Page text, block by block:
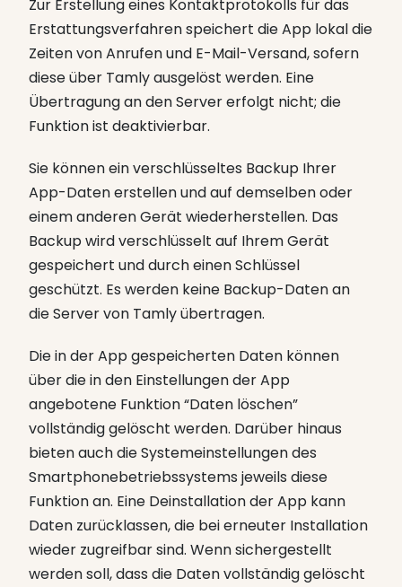
Zur Erstellung eines Kontaktprotokolls für das
Erstattungsverfahren speichert die App lokal die
Zeiten von Anrufen und E-Mail-Versand, sofern
diese über Tamly ausgelöst werden. Eine
Übertragung an den Server erfolgt nicht; die
Funktion ist deaktivierbar.
Sie können ein verschlüsseltes Backup Ihrer
App-Daten erstellen und auf demselben oder
einem anderen Gerät wiederherstellen. Das
Backup wird verschlüsselt auf Ihrem Gerät
gespeichert und durch einen Schlüssel
geschützt. Es werden keine Backup-Daten an
die Server von Tamly übertragen.
Die in der App gespeicherten Daten können
über die in den Einstellungen der App
angebotene Funktion “Daten löschen”
vollständig gelöscht werden. Darüber hinaus
bieten auch die Systemeinstellungen des
Smartphonebetriebssystems jeweils diese
Funktion an. Eine Deinstallation der App kann
Daten zurücklassen, die bei erneuter Installation
wieder zugreifbar sind. Wenn sichergestellt
werden soll, dass die Daten vollständig gelöscht